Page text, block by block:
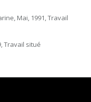
Mai, 1991, Travail
Travail situé